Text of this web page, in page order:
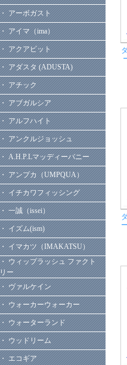
・ アーボガスト
・ アイマ（ima）
・ アクアビット
・ アダスタ (ADUSTA)
・ アチック
・ アブガルシア
・ アルフハイト
・ アンクルジョッシュ
・ A.H.P.Lマッディーバニー
・ アンプカ（UMPQUA）
・ イチカワフィッシング
・ 一誠（issei）
・ イズム(ism)
・ イマカツ（IMAKATSU）
・ ウィップラッシュ ファクト
リー
・ ヴァルケイン
・ ウォーカーウォーカー
・ ウォーターランド
・ ウッドリーム
・ エコギア